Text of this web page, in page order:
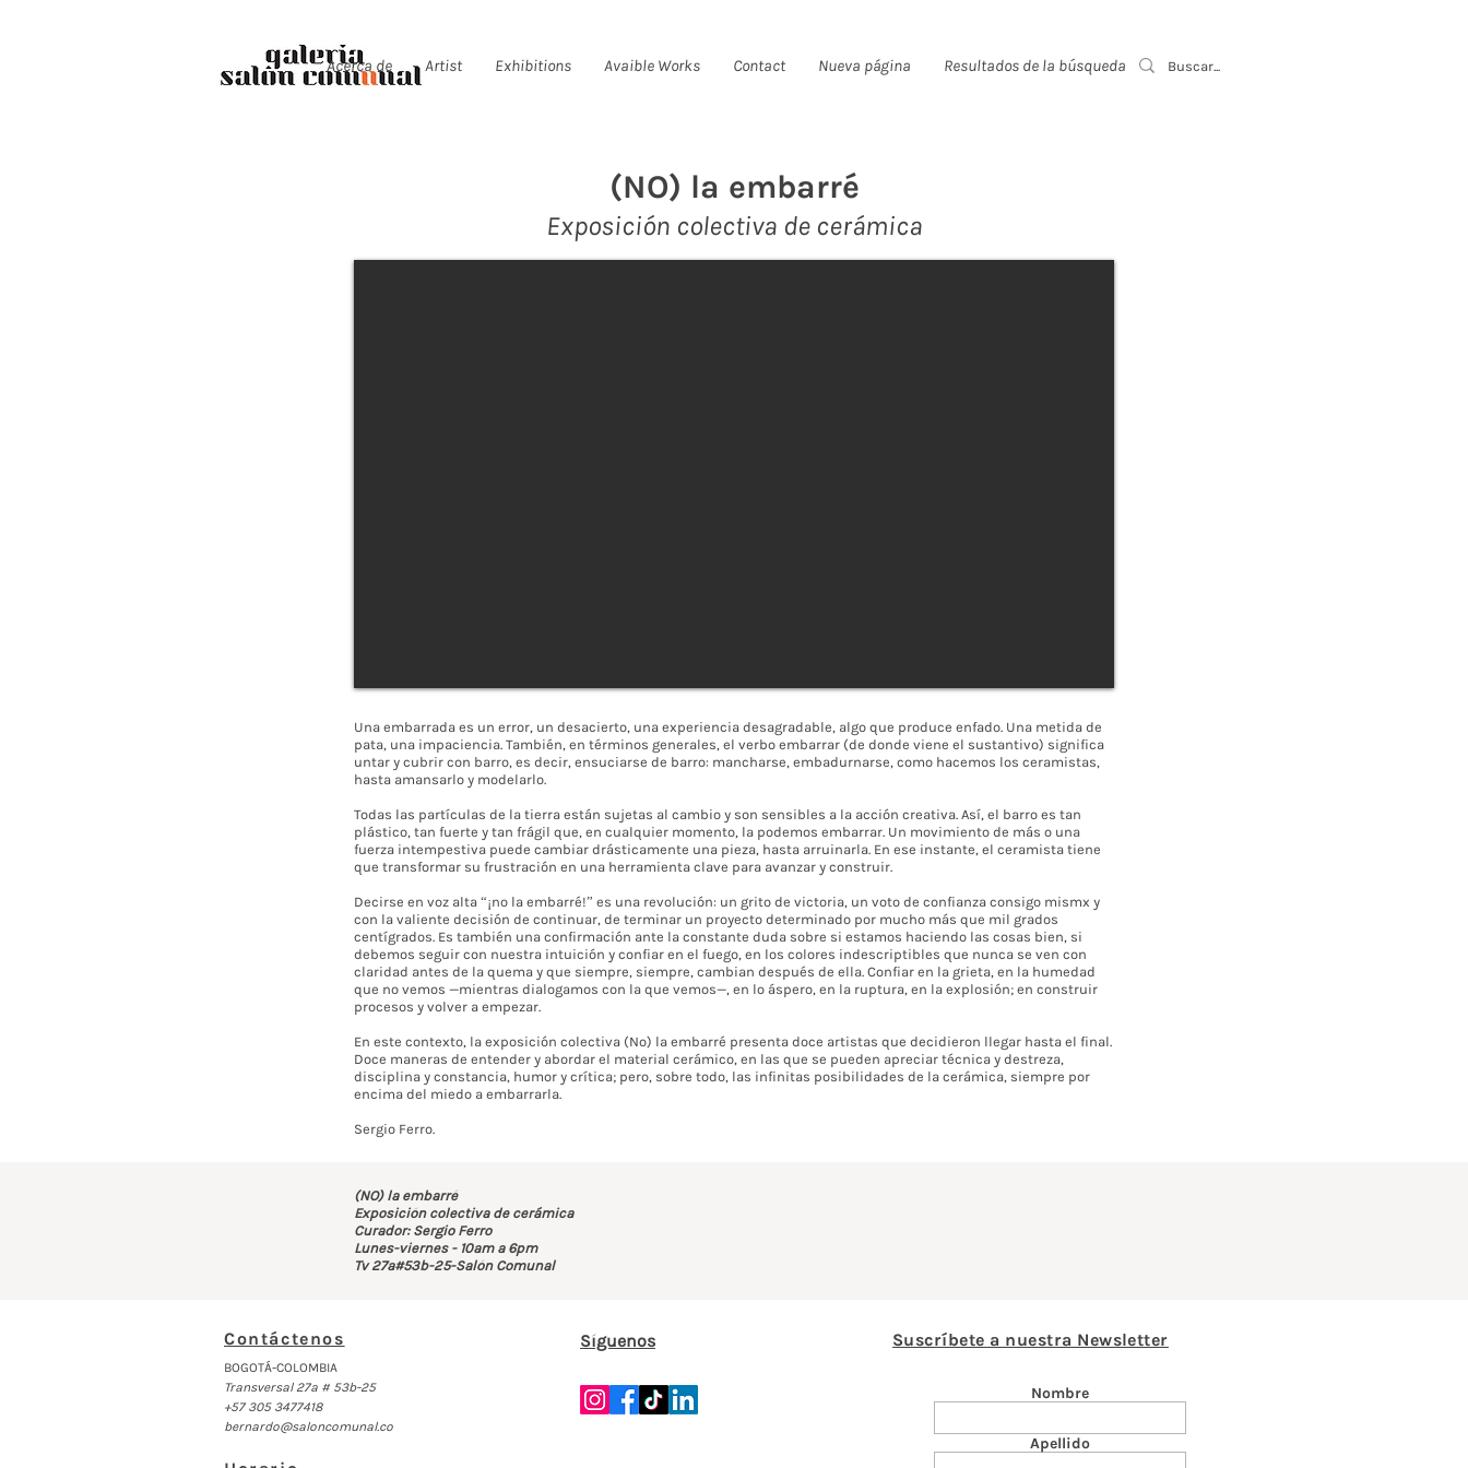
Acerca de Artist Exhibitions Avaible Works Contact Nueva página Resultados de la búsqueda Event List
(NO) la embarré
Exposición colectiva de cerámica
Una embarrada es un error, un desacierto, una experiencia desagradable, algo que produce enfado. Una metida de
pata, una impaciencia. También, en términos generales, el verbo embarrar (de donde viene el sustantivo) significa
untar y cubrir con barro, es decir, ensuciarse de barro: mancharse, embadurnarse, como hacemos los ceramistas,
hasta amansarlo y modelarlo.
Todas las partículas de la tierra están sujetas al cambio y son sensibles a la acción creativa. Así, el barro es tan
plástico, tan fuerte y tan frágil que, en cualquier momento, la podemos embarrar. Un movimiento de más o una
fuerza intempestiva puede cambiar drásticamente una pieza, hasta arruinarla. En ese instante, el ceramista tiene
que transformar su frustración en una herramienta clave para avanzar y construir.
Decirse en voz alta “¡no la embarré!” es una revolución: un grito de victoria, un voto de confianza consigo mismx y
con la valiente decisión de continuar, de terminar un proyecto determinado por mucho más que mil grados
centígrados. Es también una confirmación ante la constante duda sobre si estamos haciendo las cosas bien, si
debemos seguir con nuestra intuición y confiar en el fuego, en los colores indescriptibles que nunca se ven con
claridad antes de la quema y que siempre, siempre, cambian después de ella. Confiar en la grieta, en la humedad
que no vemos —mientras dialogamos con la que vemos—, en lo áspero, en la ruptura, en la explosión; en construir
procesos y volver a empezar.
En este contexto, la exposición colectiva (No) la embarré presenta doce artistas que decidieron llegar hasta el final.
Doce maneras de entender y abordar el material cerámico, en las que se pueden apreciar técnica y destreza,
disciplina y constancia, humor y crítica; pero, sobre todo, las infinitas posibilidades de la cerámica, siempre por
encima del miedo a embarrarla.
Sergio Ferro.
(NO) la embarré
Exposición colectiva de cerámica
Curador: Sergio Ferro
Lunes-viernes - 10am a 6pm
Tv 27a#53b-25-Salón Comunal
Contáctenos
BOGOTÁ-COLOMBIA
Transversal 27a # 53b-25
+57 305 3477418
bernardo@saloncomunal.co
Suscríbete a nuestra Newsletter
Nombre
Apellido
Síguenos